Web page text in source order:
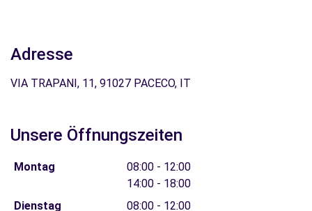
Adresse
VIA TRAPANI, 11, 91027 PACECO, IT
Unsere Öffnungszeiten
Montag
08:00 - 12:00
14:00 - 18:00
Dienstag
08:00 - 12:00